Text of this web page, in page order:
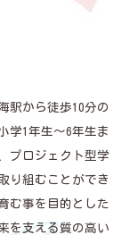
駅から徒歩10分の
学1年生～6年生ま
プロジェクト型学
り組むことができ
む事を目的とした
を支える質の高い